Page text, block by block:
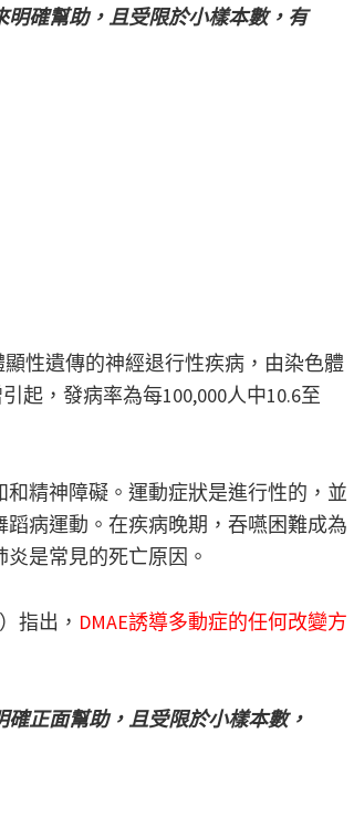
明確幫助，且受限於小樣本數，有
性遺傳的神經退行性疾病，由染色體
起，發病率為每100,000人中10.6至
精神障礙。運動症狀是進行性的，並
病運動。在疾病晚期，吞嚥困難成為
是常見的死亡原因。
指出， DMAE誘導多動症的任何改變方
確正面幫助，且受限於小樣本數，